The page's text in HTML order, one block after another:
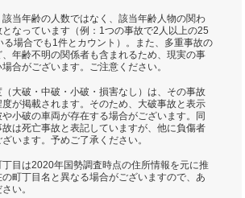
該当年齢の人数ではなく、該当年齢人物の関わ
となっています（例：1つの事故で2人以上の25
る場合でも1件とカウント）。また、多重事故の
年齢不明の関係者も含まれるため、現実の事
合がございます。ご注意ください。
（大破・中破・小破・損害なし）は、その事故
が掲載されます。そのため、大破事故と表示
小破の車両が存在する場合がございます。同
は死亡事故と表記していますが、他に負傷者
います。予めご了承ください。
丁目は2020年国勢調査時点の住所情報を元に推
町丁目名と異なる場合がございますので、あ
い。